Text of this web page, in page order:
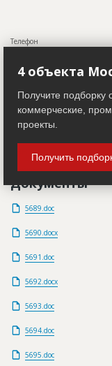
Телефон
Email
Сайт
Местоположение
Другие стройки
Документы
5689.doc
5690.docx
5691.doc
5692.docx
5693.doc
5694.doc
5695.doc
4 объекта
Получите подборку
коммерческие,
проекты.
Получить